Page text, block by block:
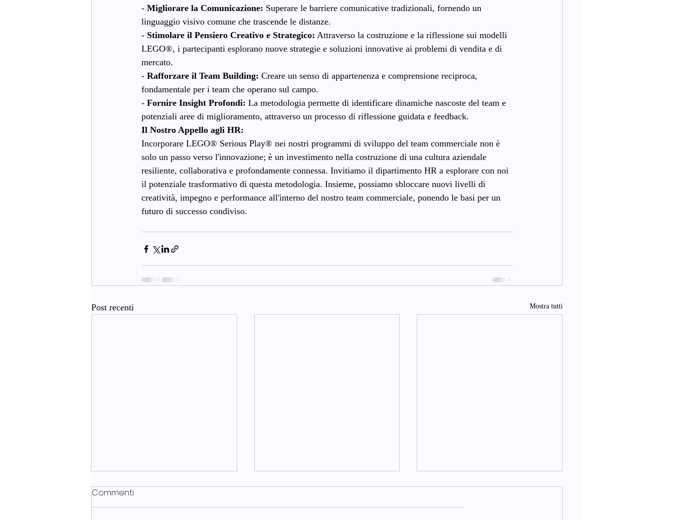
- Migliorare la Comunicazione: Superare le barriere comunicative tradizionali, fornendo un
linguaggio visivo comune che trascende le distanze.
- Stimolare il Pensiero Creativo e Strategico: Attraverso la costruzione e la riflessione sui modelli
LEGO®, i partecipanti esplorano nuove strategie e soluzioni innovative ai problemi di vendita e di
mercato.
- Rafforzare il Team Building: Creare un senso di appartenenza e comprensione reciproca,
fondamentale per i team che operano sul campo.
- Fornire Insight Profondi: La metodologia permette di identificare dinamiche nascoste del team e
potenziali aree di miglioramento, attraverso un processo di riflessione guidata e feedback.
Il Nostro Appello agli HR:
Incorporare LEGO® Serious Play® nei nostri programmi di sviluppo del team commerciale non è
solo un passo verso l'innovazione; è un investimento nella costruzione di una cultura aziendale
resiliente, collaborativa e profondamente connessa. Invitiamo il dipartimento HR a esplorare con noi
il potenziale trasformativo di questa metodologia. Insieme, possiamo sbloccare nuovi livelli di
creatività, impegno e performance all'interno del nostro team commerciale, ponendo le basi per un
futuro di successo condiviso.
Post recenti Mostra tutti
Commenti